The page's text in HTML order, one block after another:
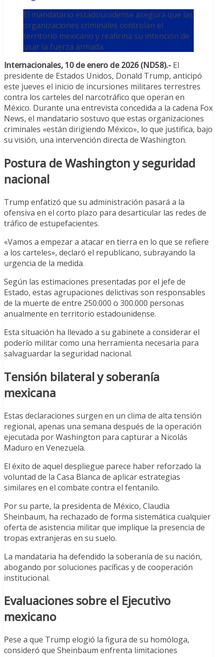
El mandatario estadounidense asegura que las
organizaciones criminales controlan el
territorio mexicano y reafirma su intención de
usar la fuerza armada.
Internacionales, 10 de enero de 2026 (ND58).- El
presidente de Estados Unidos, Donald Trump, anticipó
este jueves el inicio de incursiones militares terrestres
contra los carteles del narcotráfico que operan en
México. Durante una entrevista concedida a la cadena Fox
News, el mandatario sostuvo que estas organizaciones
criminales «están dirigiendo México», lo que justifica, bajo
su visión, una intervención directa de Washington.
Postura de Washington y seguridad
nacional
Trump enfatizó que su administración pasará a la
ofensiva en el corto plazo para desarticular las redes de
tráfico de estupefacientes.
«Vamos a empezar a atacar en tierra en lo que se refiere
a los carteles», declaró el republicano, subrayando la
urgencia de la medida.
Según las estimaciones presentadas por el jefe de
Estado, estas agrupaciones delictivas son responsables
de la muerte de entre 250.000 o 300.000 personas
anualmente en territorio estadounidense.
Esta situación ha llevado a su gabinete a considerar el
poderío militar como una herramienta necesaria para
salvaguardar la seguridad nacional.
Tensión bilateral y soberanía
mexicana
Estas declaraciones surgen en un clima de alta tensión
regional, apenas una semana después de la operación
ejecutada por Washington para capturar a Nicolás
Maduro en Venezuela.
El éxito de aquel despliegue parece haber reforzado la
voluntad de la Casa Blanca de aplicar estrategias
similares en el combate contra el fentanilo.
Por su parte, la presidenta de México, Claudia
Sheinbaum, ha rechazado de forma sistemática cualquier
oferta de asistencia militar que implique la presencia de
tropas extranjeras en su suelo.
La mandataria ha defendido la soberanía de su nación,
abogando por soluciones pacíficas y de cooperación
institucional.
Evaluaciones sobre el Ejecutivo
mexicano
Pese a que Trump elogió la figura de su homóloga,
consideró que Sheinbaum enfrenta limitaciones